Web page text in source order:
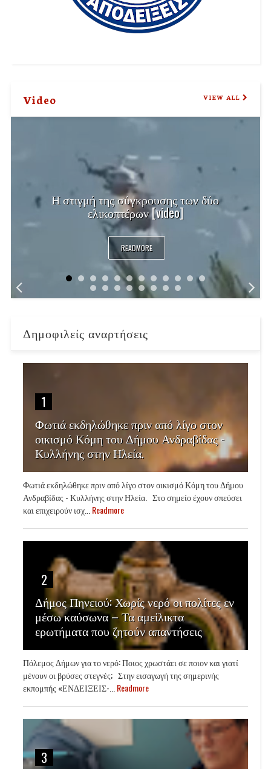
Video VIEW ALL
Η στιγμή της σύγκρουσης των δύο
ελικοπτέρων [video]
READMORE
Δημοφιλείς αναρτήσεις
1
Φωτιά εκδηλώθηκε πριν από λίγο στον
οικισμό Κόμη του Δήμου Ανδραβίδας -
Κυλλήνης στην Ηλεία.
Φωτιά εκδηλώθηκε πριν από λίγο στον οικισμό Κόμη του Δήμου
Ανδραβίδας - Κυλλήνης στην Ηλεία. Στο σημείο έχουν σπεύσει
και επιχειρούν ισχ... Readmore
2
Δήμος Πηνειού: Χωρίς νερό οι πολίτες εν
μέσω καύσωνα – Τα αμείλικτα
ερωτήματα που ζητούν απαντήσεις
Πόλεμος Δήμων για το νερό: Ποιος χρωστάει σε ποιον και γιατί
μένουν οι βρύσες στεγνές; Στην εισαγωγή της σημερινής
εκπομπής «ΕΝΔΕΙΞΕΙΣ-... Readmore
3